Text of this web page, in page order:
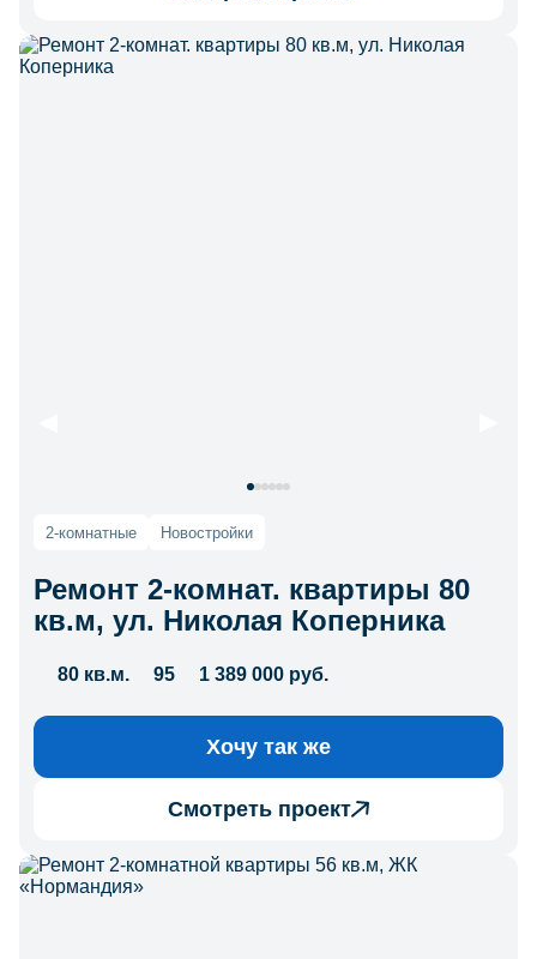
2-комнатные Новостройки
Ремонт 2-комнат. квартиры 80
кв.м, ул. Николая Коперника
80 кв.м. 95 1 389 000 руб.
Хочу так же
Смотреть проект